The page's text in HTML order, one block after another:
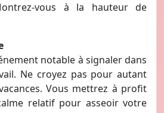
vous à la hauteur de
notable à signaler dans
Ne croyez pas pour autant
Vous mettrez à profit
relatif pour asseoir votre